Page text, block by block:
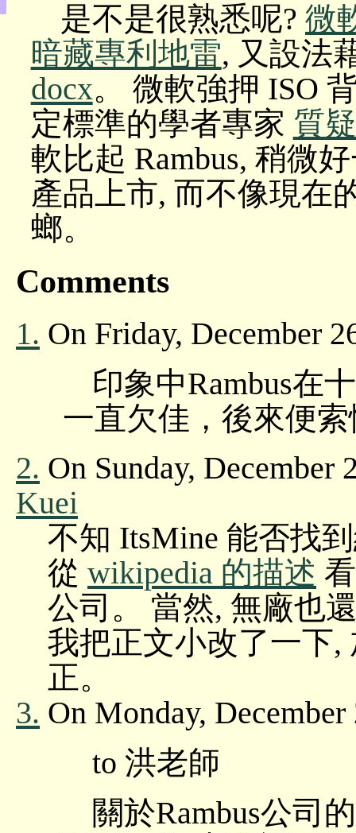
是不是很熟悉呢? 微
暗藏專利地雷, 又設法
docx。 微軟強押 ISO
定標準的學者專家 質
軟比起 Rambus, 稍微
產品上市, 而不像現在
螂。
Comments
1. On Friday, December
印象中Rambus在
一直欠佳，後來便
2. On Sunday, December
Kuei
不知 ItsMine 能否找
從 wikipedia 的描述
公司。 當然, 無廠也
我把正文小改了一下,
正。
3. On Monday,
to 洪老師
關於Rambus公司